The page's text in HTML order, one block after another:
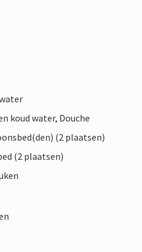
koud water, Douche
(2 plaatsen)
(2 plaatsen)